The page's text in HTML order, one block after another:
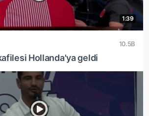
1:39
10.5B
Hollanda'ya geldi